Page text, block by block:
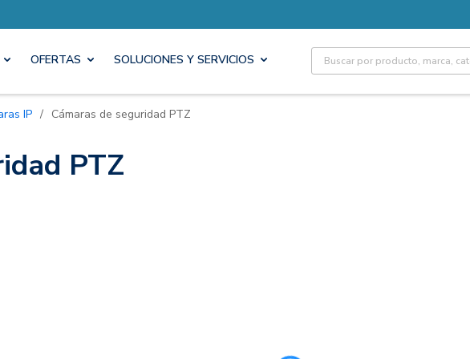
OFERTAS SOLUCIONES Y SERVICIOS Site Search
IP / Cámaras de seguridad PTZ
PTZ